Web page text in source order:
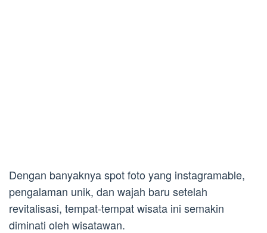
Dengan banyaknya spot foto yang instagramable,
pengalaman unik, dan wajah baru setelah
revitalisasi, tempat-tempat wisata ini semakin
diminati oleh wisatawan.